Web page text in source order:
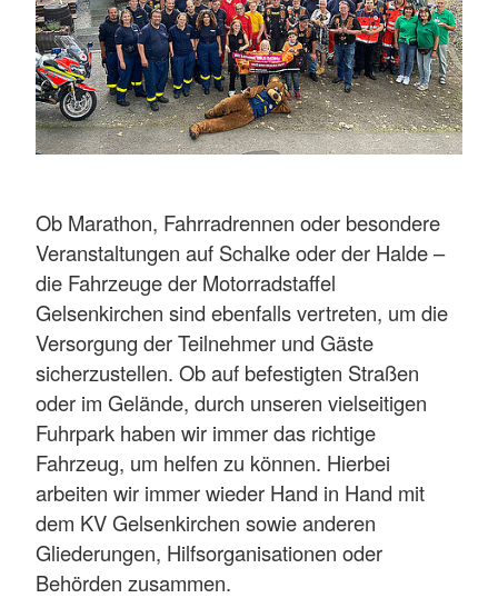
Ob Marathon, Fahrradrennen oder besondere
Veranstaltungen auf Schalke oder der Halde –
die Fahrzeuge der Motorradstaffel
Gelsenkirchen sind ebenfalls vertreten, um die
Versorgung der Teilnehmer und Gäste
sicherzustellen. Ob auf befestigten Straßen
oder im Gelände, durch unseren vielseitigen
Fuhrpark haben wir immer das richtige
Fahrzeug, um helfen zu können. Hierbei
arbeiten wir immer wieder Hand in Hand mit
dem KV Gelsenkirchen sowie anderen
Gliederungen, Hilfsorganisationen oder
Behörden zusammen.